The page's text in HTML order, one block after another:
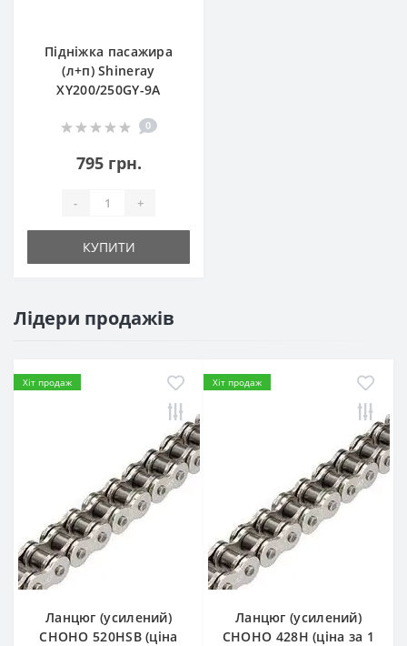
Підніжка пасажира
(л+п) Shineray
XY200/250GY-9A
0
795 грн.
- +
КУПИТИ
Лідери продажів
Хіт продаж
Ланцюг (усилений)
СHOHO 520HSB (ціна
Хіт продаж
Ланцюг (усилений)
СHOHO 428H (ціна за 1